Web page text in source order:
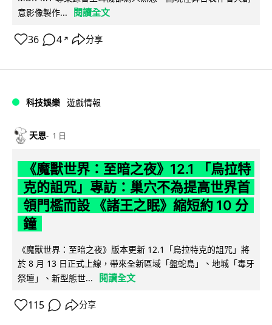
意影像製作...
閱讀全文
36 4 ↗ 分享
科技娛樂 遊戲情報
天恩 1 日
《魔獸世界：至暗之夜》12.1 「烏拉特
克的詛咒」專訪：巢穴不為提高世界首
領門檻而設 《諸王之眠》縮短約 10 分
鐘
《魔獸世界：至暗之夜》版本更新 12.1「烏拉特克的詛咒」將
於 8 月 13 日正式上線，帶來全新區域「盤蛇島」、地城「毒牙
祭壇」、新型態世...
閱讀全文
115 分享